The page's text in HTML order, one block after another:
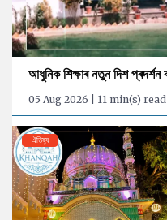
আধুনিক শিক্ষাৰ নতুন দিশ প্ৰদৰ্শন
05 Aug 2026 | 11 min(s) read
ঐতিহ্য